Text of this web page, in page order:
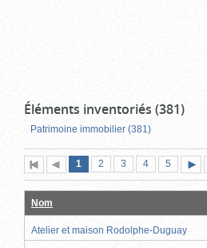
Éléments inventoriés (381)
Patrimoine immobilier (381)
Première
page
Page
précédente
Page
1 (page
actuelle)
Page
2 Page
3 Page
4 Page
5
Nom
Atelier et maison Rodolphe-Duguay